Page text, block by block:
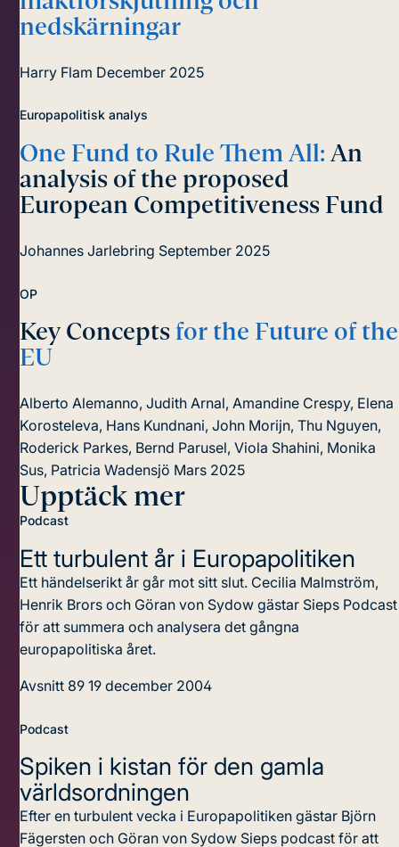
nedskärningar
Harry Flam December 2025
Europapolitisk analys
One Fund to Rule Them All: An
analysis of the proposed
European Competitiveness Fund
Johannes Jarlebring September 2025
OP
Key Concepts for the Future of the
EU
Alberto Alemanno, Judith Arnal, Amandine Crespy, Elena
Korosteleva, Hans Kundnani, John Morijn, Thu Nguyen,
Roderick Parkes, Bernd Parusel, Viola Shahini, Monika
Sus, Patricia Wadensjö Mars 2025
Upptäck mer
Podcast
Ett turbulent år i Europapolitiken
Ett händelserikt år går mot sitt slut. Cecilia Malmström,
Henrik Brors och Göran von Sydow gästar Sieps Podcast
för att summera och analysera det gångna
europapolitiska året.
Avsnitt 89 19 december 2004
Podcast
Spiken i kistan för den gamla
världsordningen
Efter en turbulent vecka i Europapolitiken gästar Björn
Fägersten och Göran von Sydow Sieps podcast för att